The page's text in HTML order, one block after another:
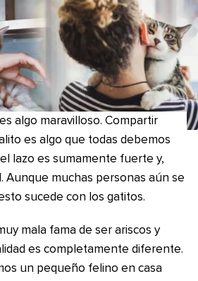
algo maravilloso. Compartir
es algo que todas debemos
lazo es sumamente fuerte y,
Aunque muchas personas aún se
sucede con los gatitos.
mala fama de ser ariscos y
es completamente diferente.
un pequeño felino en casa